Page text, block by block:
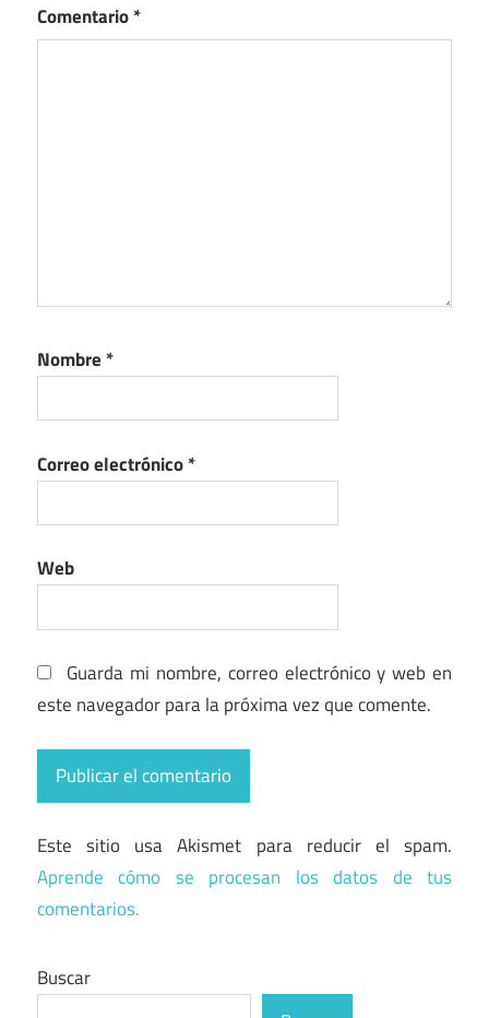
Comentario*
Nombre *
Correo electrónico*
Web
Guarda mi nombre, correo electrónico y web en
este navegador para la próxima vez que comente.
Este sitio usa Akismet para reducir el spam.
Aprende cómo se procesan los datos de tus
comentarios.
Buscar